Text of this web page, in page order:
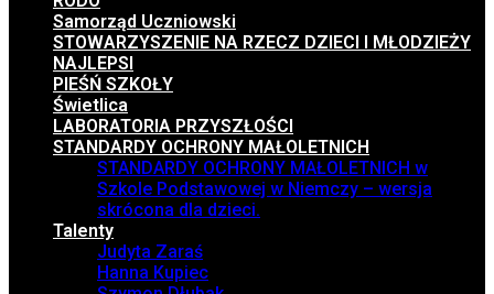
Samorząd Uczniowski
STOWARZYSZENIE NA RZECZ DZIECI I MŁODZIEŻY
NAJLEPSI
PIEŚŃ SZKOŁY
Świetlica
LABORATORIA PRZYSZŁOŚCI
STANDARDY OCHRONY MAŁOLETNICH
STANDARDY OCHRONY MAŁOLETNICH w
Szkole Podstawowej w Niemczy – wersja
skrócona dla dzieci.
Talenty
Judyta Zaraś
Hanna Kupiec